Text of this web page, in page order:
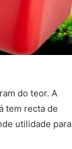
do teor. A
tem recta de
utilidade para